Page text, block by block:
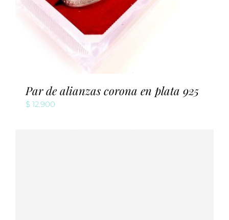
Par de alianzas corona en plata 925
$ 12.900